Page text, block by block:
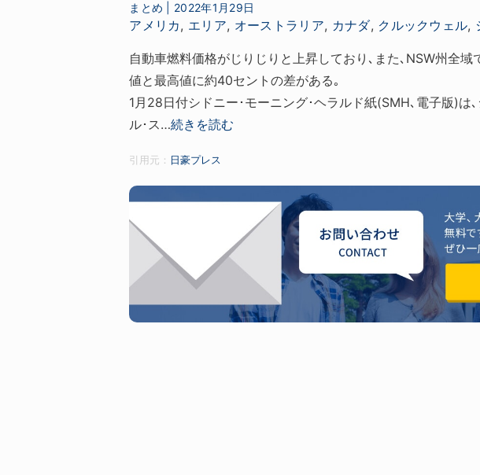
まとめ 2022年1月29日
アメリカ, エリア, オーストラリア, カナダ, クルックウェル,
自動車燃料価格がじりじりと上昇しており､また､NSW州全
値と最高値に約40セントの差がある｡
1月28日付シドニー･モーニング･ヘラルド紙(SMH､電子版)は
ル･ス…続きを読む
引用元： 日豪プレス